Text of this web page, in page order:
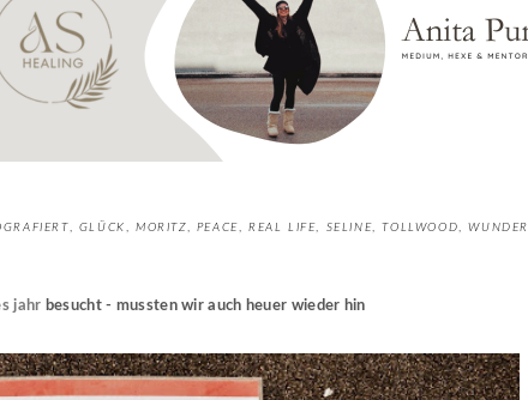
, GLÜCK ,MORITZ, PEACE,REAL LIFE, SELINE,TOLLWOOD,WUNDER
jahr besucht - mussten wir auch heuer wieder hin